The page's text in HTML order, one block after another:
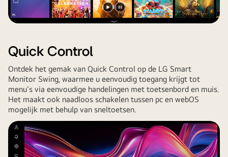
weergegeven.
VideoVideo
Quick Control
Ontdek het gemak van Quick Control op de LG Smart
Monitor Swing, waarmee u eenvoudig toegang krijgt tot
menu's via eenvoudige handelingen met toetsenbord en muis.
Het maakt ook naadloos schakelen tussen pc en webOS
mogelijk met behulp van sneltoetsen.